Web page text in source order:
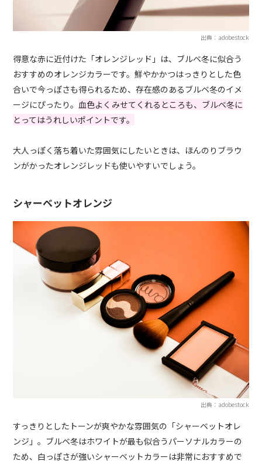
出典：adobestock
得意な赤に近付けた「オレンジレッド」は、ブルベ冬に似合う
おすすめのオレンジカラーです。鮮やかかつはっきりとした色
合いで今っぽさも得られるため、存在感のあるブルベ冬のイメ
ージにぴったり。血色よくみせてくれるところも、ブルベ冬に
とってはうれしいポイントです。
大人っぽく落ち着いた雰囲気にしたいときは、ほんのりブラウ
ンがかったオレンジレッドも使いやすいでしょう。
シャーベットオレンジ
出典：adobestock
すっきりとしたトーンが爽やかな雰囲気の「シャーベットオレ
ンジ」。ブルベ冬はホワイトが最も似合うパーソナルカラーの
ため、白っぽさが強いシャーベットカラーは非常におすすめで